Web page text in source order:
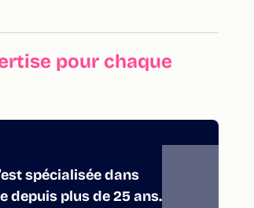
pour chaque
spécialisée dans
depuis plus de 25 ans.